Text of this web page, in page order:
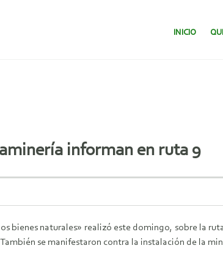
SALTAR AL
INICIO
informan en ruta 9
bienes naturales» realizó este domingo, sobre la
se manifestaron contra la instalación de la